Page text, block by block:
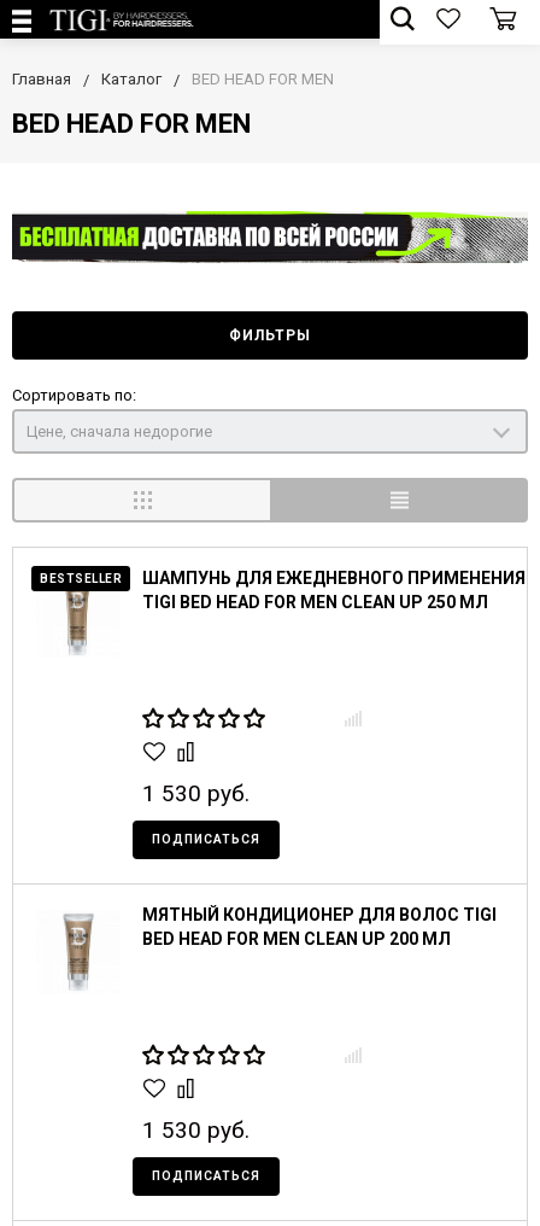
Главная Каталог BED HEAD FOR MEN
BED HEAD FOR MEN
ФИЛЬТРЫ
Сортировать по:
Цене, сначала недорогие
BESTSELLER
ШАМПУНЬ ДЛЯ ЕЖЕДНЕВНОГО ПРИМЕНЕНИЯ
TIGI BED HEAD FOR MEN CLEAN UP 250 МЛ
1 530 руб.
ПОДПИСАТЬСЯ
МЯТНЫЙ КОНДИЦИОНЕР ДЛЯ ВОЛОС TIGI
BED HEAD FOR MEN CLEAN UP 200 МЛ
1 530 руб.
ПОДПИСАТЬСЯ